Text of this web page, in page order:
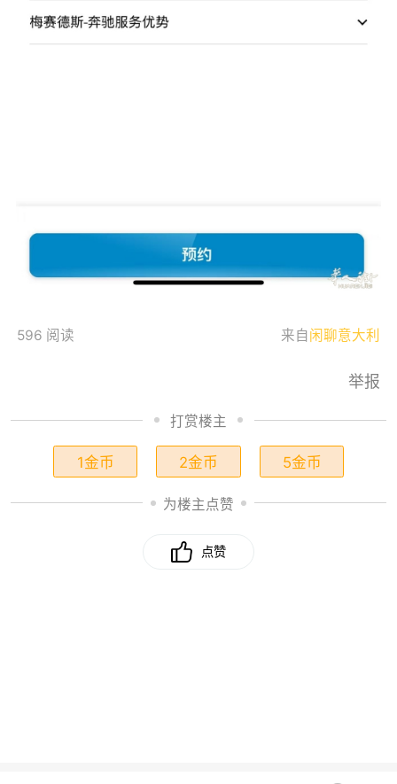
596 阅读 来自 闲聊意大利
举报
打赏楼主
1金币 2金币 5金币
为楼主点赞
点赞